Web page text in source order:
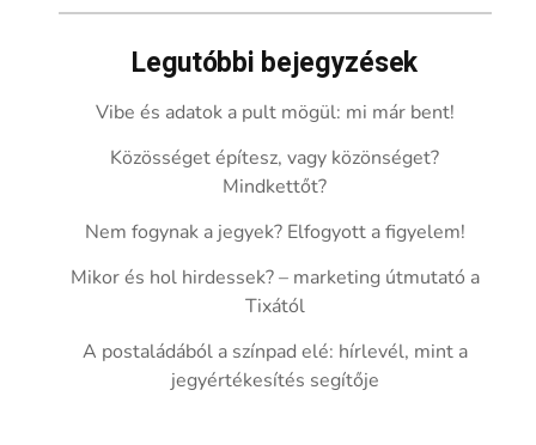
Legutóbbi bejegyzések
Vibe és adatok a pult mögül: mi már bent!
Közösséget építesz, vagy közönséget?
Mindkettőt?
Nem fogynak a jegyek? Elfogyott a figyelem!
Mikor és hol hirdessek? – marketing útmutató a
Tixától
A postaládából a színpad elé: hírlevél, mint a
jegyértékesítés segítője